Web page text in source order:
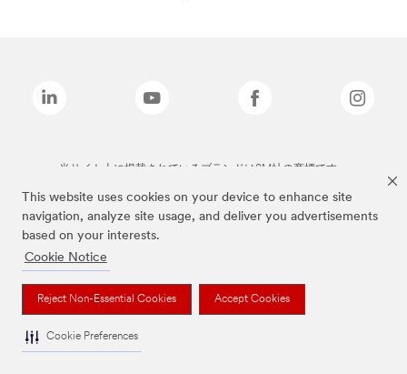
This website uses cookies on your device to enhance site
navigation, analyze site usage, and deliver you advertisements
based on your interests.
Cookie Notice
Reject Non-Essential Cookies Accept Cookies
Cookie Preferences
当サイト上に掲載されているブランドは3M社の商標です。